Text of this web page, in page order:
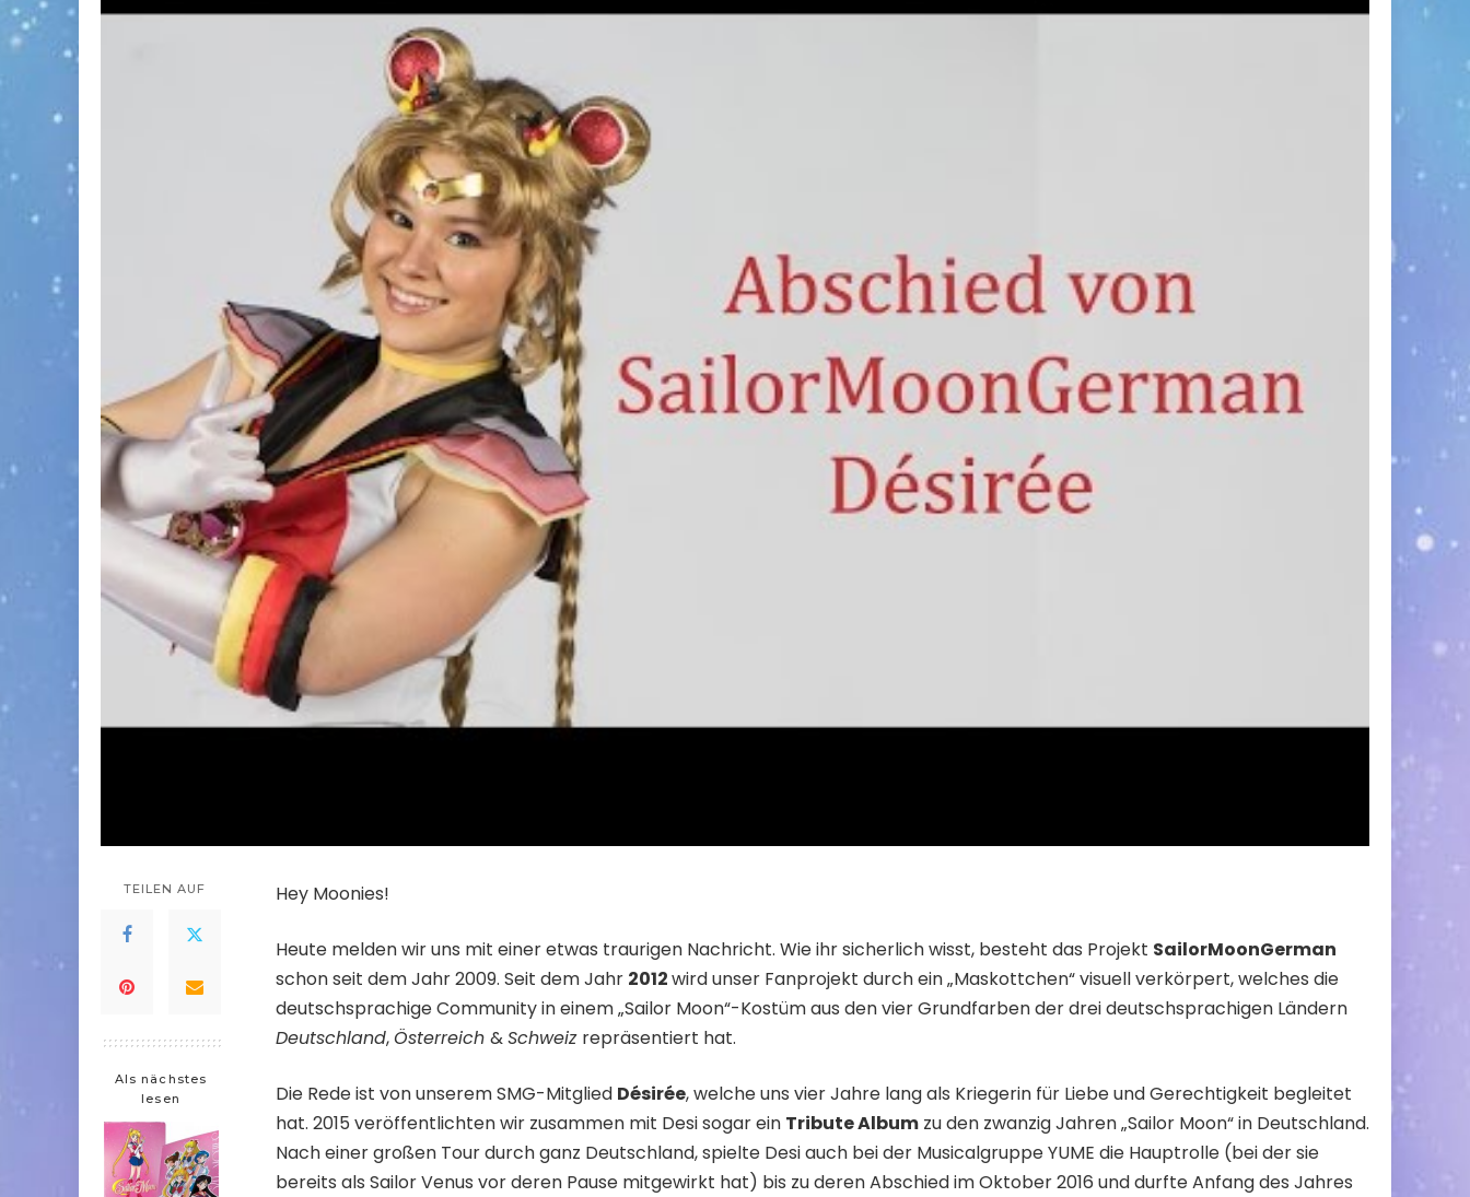
TEILEN AUF
Als nächstes
lesen
Hey Moonies!
Heute melden wir uns mit einer etwas traurigen Nachricht. Wie ihr sicherlich wisst, besteht das Projekt SailorMoonGerman
schon seit dem Jahr 2009. Seit dem Jahr 2012wird unser Fanprojekt durch ein „Maskottchen“ visuell verkörpert, welches die
deutschsprachige Community in einem „Sailor Moon“-Kostüm aus den vier Grundfarben der drei deutschsprachigen Ländern
Deutschland,Österreich &Schweiz repräsentiert hat.
Die Rede ist von unserem SMG-Mitglied Désirée, welche uns vier Jahre lang als Kriegerin für Liebe und Gerechtigkeit begleitet
hat. 2015 veröffentlichten wir zusammen mit Desi sogar ein Tribute Album zu den zwanzig Jahren „Sailor Moon“ in Deutschland.
Nach einer großen Tour durch ganz Deutschland, spielte Desi auch bei der Musicalgruppe YUME die Hauptrolle (bei der sie
bereits als Sailor Venus vor deren Pause mitgewirkt hat) bis zu deren Abschied im Oktober 2016 und durfte Anfang des Jahres